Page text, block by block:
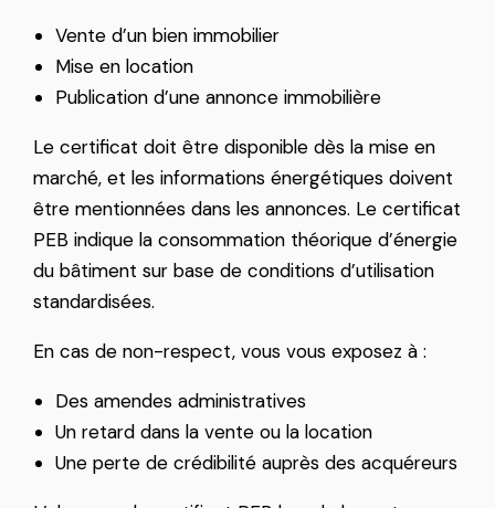
Vente d’un bien immobilier
Mise en location
Publication d’une annonce immobilière
Le certificat doit être disponible dès la mise en
marché, et les informations énergétiques doivent
être mentionnées dans les annonces. Le certificat
PEB indique la consommation théorique d’énergie
du bâtiment sur base de conditions d’utilisation
standardisées.
En cas de non-respect, vous vous exposez à :
Des amendes administratives
Un retard dans la vente ou la location
Une perte de crédibilité auprès des acquéreurs